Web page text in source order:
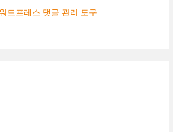
드프레스 댓글 관리 도구